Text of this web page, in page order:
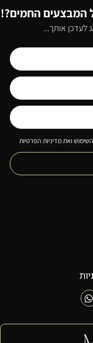
המבצעים החמים?!
לעדכן אותך...
ואת מדיניות הפרטיות